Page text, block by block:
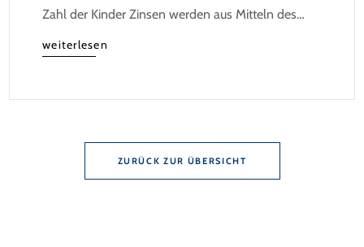
Zahl der Kinder Zinsen werden aus Mitteln des
Bundes verbilligt: Heutiger Zins bei 0,53 Prozent
weiterlesen
ZURÜCK ZUR ÜBERSICHT